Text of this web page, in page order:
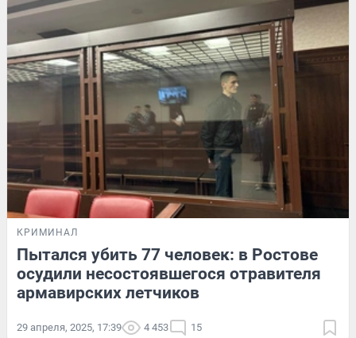
КРИМИНАЛ
Пытался убить 77 человек: в Ростове
осудили несостоявшегося отравителя
армавирских летчиков
29 апреля, 2025, 17:39 4 453 15